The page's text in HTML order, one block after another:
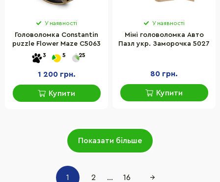
У наявності
Головоломка Constantin
puzzle Flower Maze C5063
3 5 25
1 200 грн.
Купити
У наявності
Міні головоломка Авто
Пазл укр. Заморочка 5027
80 грн.
Купити
Показати більше
1 2 ... 16 →